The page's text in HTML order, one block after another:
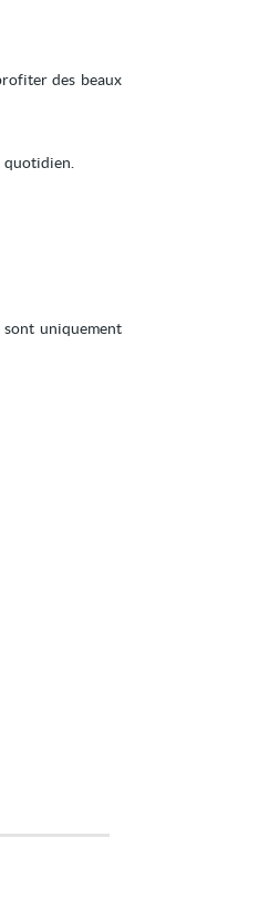
des beaux
quotidien.
uniquement